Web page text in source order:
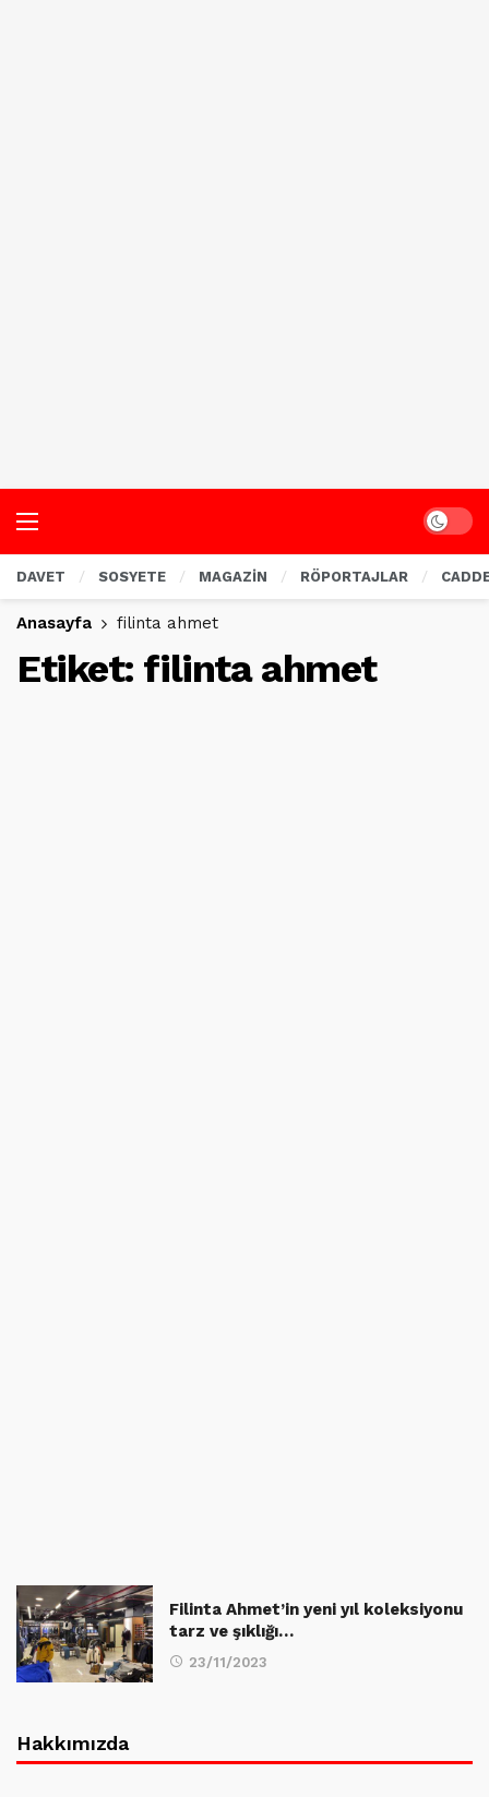
Dark
DAVET SOSYETE MAGAZİN RÖPORTAJLAR
Anasayfa filinta ahmet
Etiket: filinta ahmet
Filinta Ahmet’in yeni yıl koleksiyonu
tarz ve şıklığı…
23/11/2023
Hakkımızda